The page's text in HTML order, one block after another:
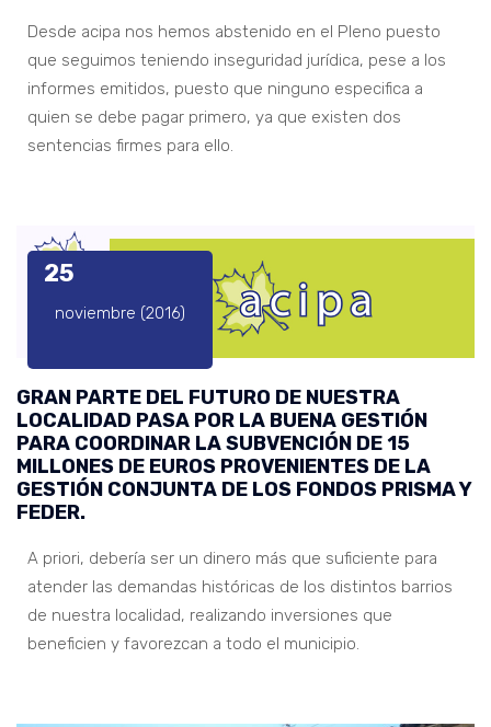
Desde acipa nos hemos abstenido en el Pleno puesto
que seguimos teniendo inseguridad jurídica, pese a los
informes emitidos, puesto que ninguno especifica a
quien se debe pagar primero, ya que existen dos
sentencias firmes para ello.
25
noviembre (2016)
GRAN PARTE DEL FUTURO DE NUESTRA
LOCALIDAD PASA POR LA BUENA GESTIÓN
PARA COORDINAR LA SUBVENCIÓN DE 15
MILLONES DE EUROS PROVENIENTES DE LA
GESTIÓN CONJUNTA DE LOS FONDOS PRISMA Y
FEDER.
A priori, debería ser un dinero más que suficiente para
atender las demandas históricas de los distintos barrios
de nuestra localidad, realizando inversiones que
beneficien y favorezcan a todo el municipio.